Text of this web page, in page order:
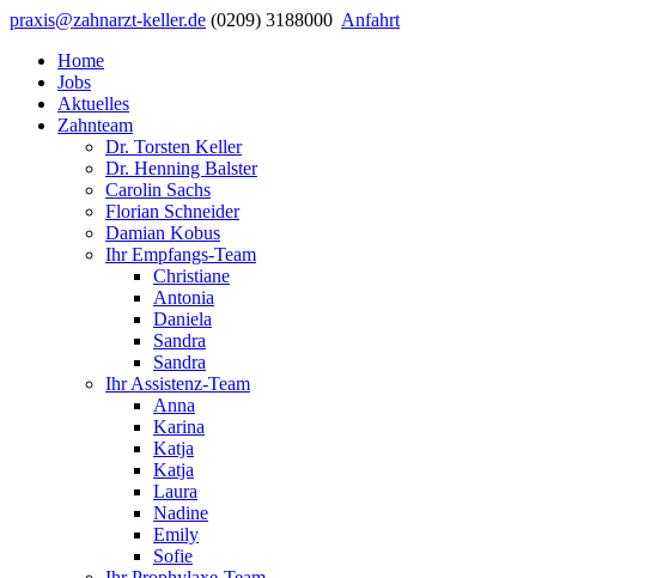
praxis@zahnarzt-keller.de (0209) 3188000 Anfahrt
Home
Jobs
Aktuelles
Zahnteam
Dr. Torsten Keller
Dr. Henning Balster
Carolin Sachs
Florian Schneider
Damian Kobus
Ihr Empfangs-Team
Christiane
Antonia
Daniela
Sandra
Sandra
Ihr Assistenz-Team
Anna
Karina
Katja
Katja
Laura
Nadine
Emily
Sofie